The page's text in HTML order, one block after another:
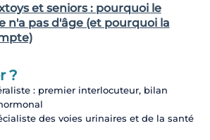
et seniors : pourquoi le
n'a pas d'âge (et pourquoi la
?
: premier interlocuteur, bilan
des voies urinaires et de la santé